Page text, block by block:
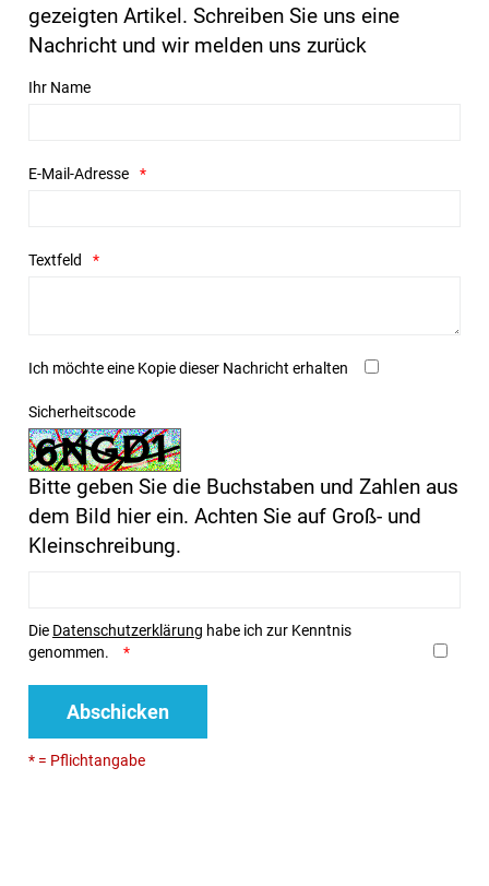
gezeigten Artikel. Schreiben Sie uns eine
Nachricht und wir melden uns zurück
Ihr Name
E-Mail-Adresse
Textfeld
Ich möchte eine Kopie dieser Nachricht erhalten
Sicherheitscode
Bitte geben Sie die Buchstaben und Zahlen aus
dem Bild hier ein. Achten Sie auf Groß- und
Kleinschreibung.
Die Datenschutzerklärung habe ich zur Kenntnis
genommen.
Abschicken
* = Pflichtangabe